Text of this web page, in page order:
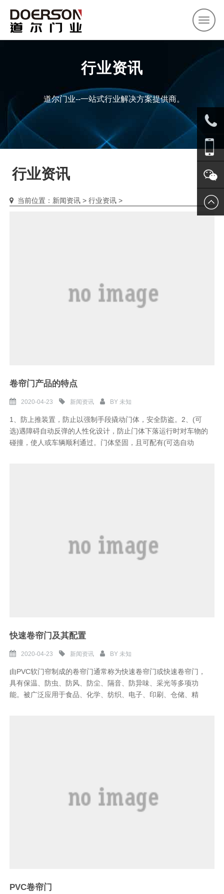
行业资讯
道尔门业--一站式行业解决方案提供商。
行业资讯
当前位置： 新闻资讯 >行业资讯 >
卷帘门产品的特点
2020-04-23 新闻资讯 BY 未知
1、防上推装置，防止以强制手段撬动门体，安全防盗。2、(可
选)遇障碍自动反弹的人性化设计，防止门体下落运行时对车物的
碰撞，使人或车辆顺利通过。门体坚固，且可配有(可选自动
快速卷帘门及其配置
2020-04-23 新闻资讯 BY 未知
由PVC软门帘制成的卷帘门通常称为快速卷帘门或快速卷帘门，
具有保温、防虫、防风、防尘、隔音、防异味、采光等多项功
能。被广泛应用于食品、化学、纺织、电子、印刷、仓储、精
PVC卷帘门
0571-
关注我